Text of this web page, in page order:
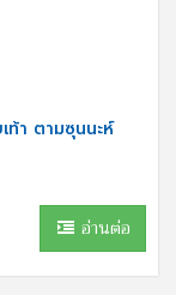
ท้า ตามซุนนะห์
อ่านต่อ